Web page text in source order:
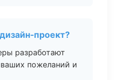
проект?
разработают
пожеланий и